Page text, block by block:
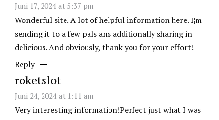
Juni 17, 2024 at 5:37 pm
Wonderful site. A lot of helpful information here. I¦m
sending it to a few pals ans additionally sharing in
delicious. And obviously, thank you for your effort!
Reply
roketslot
Juni 24, 2024 at 1:11 am
Very interesting information!Perfect just what I was